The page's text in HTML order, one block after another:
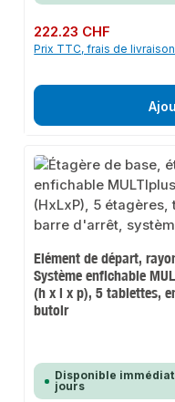
Prix régulier :
222.23 CHF
Prix TTC, frais de
Elément de départ,
Système enfichable
(h x l x p), 5 tablettes,
butoir
Disponible
jours